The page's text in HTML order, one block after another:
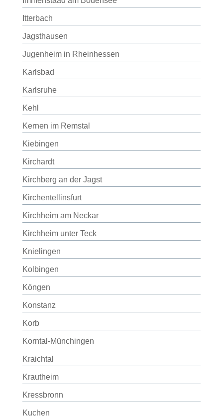
Itterbach
Jagsthausen
Jugenheim in Rheinhessen
Karlsbad
Karlsruhe
Kehl
Kernen im Remstal
Kiebingen
Kirchardt
Kirchberg an der Jagst
Kirchentellinsfurt
Kirchheim am Neckar
Kirchheim unter Teck
Knielingen
Kolbingen
Köngen
Konstanz
Korb
Korntal-Münchingen
Kraichtal
Krautheim
Kressbronn
Kuchen